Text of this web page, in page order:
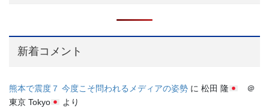
新着コメント
熊本で震度７ 今度こそ問われるメディアの姿勢 に 松田 隆
＠
東京 Tokyo
より